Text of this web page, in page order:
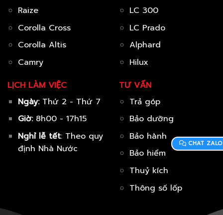
Raize
Corolla Cross
Corolla Altis
Camry
LỊCH LÀM VIỆC
Ngày:Thứ 2 - Thứ 7
Giờ:8h00 - 17h15
Nghỉ lễ tết: Theo quy
định Nhà Nước
LC 300
LC Prado
Alphard
Hilux
TƯ VẤN
Trả góp
Bảo dưỡng
Bảo hành
Bảo hiểm
Thuỷ kích
Thông số lốp
CHAT ZALO